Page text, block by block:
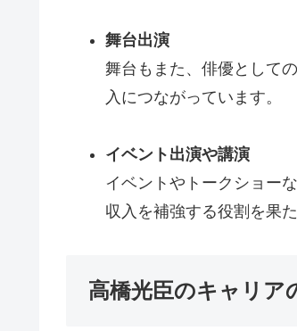
舞台出演
舞台もまた、俳優として
入につながっています。
イベント出演や講演
イベントやトークショー
収入を補強する役割を果
高橋光臣のキャリア